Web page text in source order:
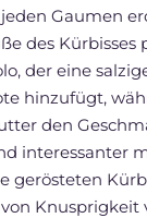
Gaumen
des Kürbisses
der eine
hinzufügt,
den
interessanter
gerösteten
Knusprigkeit